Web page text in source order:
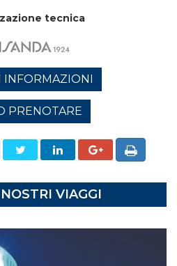
tecnica
INFORMAZIONI
PRENOTARE
VIAGGI